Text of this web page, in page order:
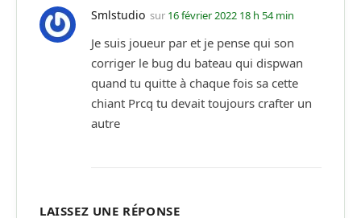
Smlstudio sur 16 février 2022 18 h 54 min
Je suis joueur par et je pense qui son
corriger le bug du bateau qui dispwan
quand tu quitte à chaque fois sa cette
chiant Prcq tu devait toujours crafter un
autre
LAISSEZ UNE RÉPONSE